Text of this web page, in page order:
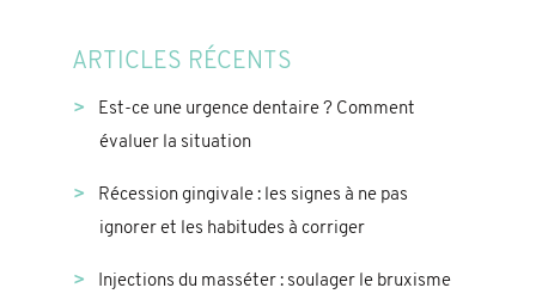
ARTICLES RÉCENTS
Est-ce une urgence dentaire ? Comment
évaluer la situation
Récession gingivale : les signes à ne pas
ignorer et les habitudes à corriger
Injections du masséter : soulager le bruxisme